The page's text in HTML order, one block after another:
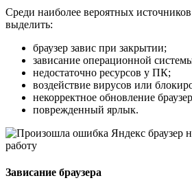
Среди наиболее вероятных
выделить:
браузер завис при закрытии;
зависание операционной
недостаточно ресурсов у ПК;
воздействие вирусов или
некорректное обновление
поврежденный ярлык.
Зависание браузера